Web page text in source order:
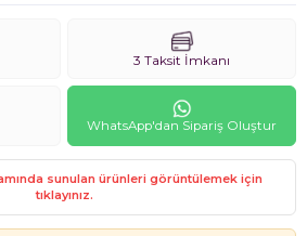
3 Taksit İmkanı
WhatsApp'dan Sipariş Oluştur
sunulan ürünleri görüntülemek için
tıklayınız.